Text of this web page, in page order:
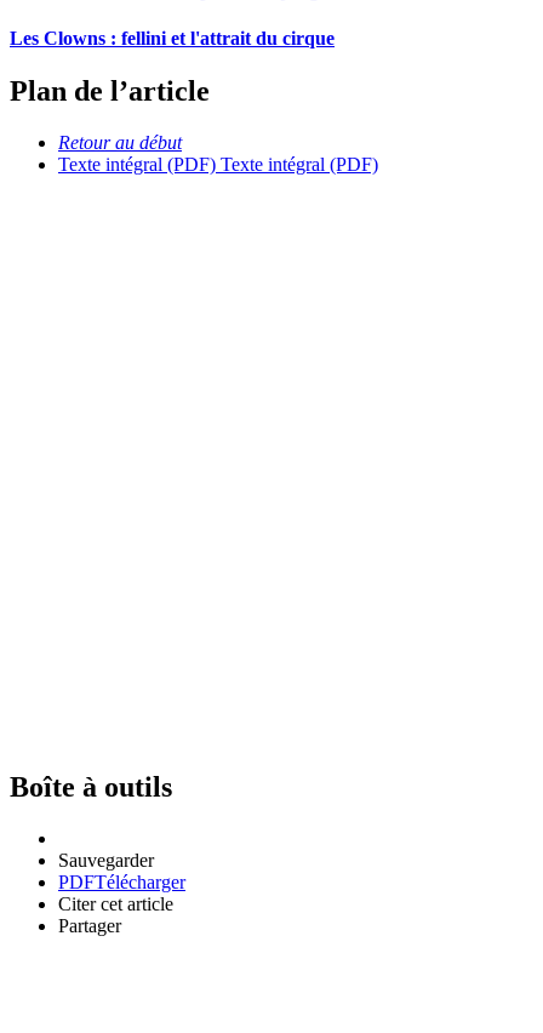
Les Clowns : fellini et l'attrait du cirque
Plan de l’article
Retour au début
Texte intégral (PDF) Texte intégral (PDF)
Boîte à outils
Sauvegarder
PDFTélécharger
Citer cet article
Partager